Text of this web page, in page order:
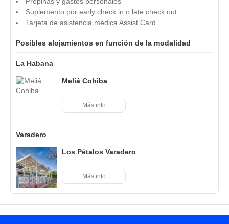
Suplemento por early check in o late check out.
Tarjeta de asistencia médica Assist Card.
Posibles alojamientos en función de la modalidad
La Habana
Meliá Cohiba
Más info
Varadero
Los Pétalos Varadero
Más info